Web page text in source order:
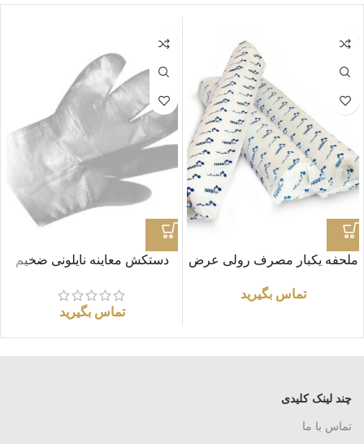
ملحفه یکبار مصرف رولی عرض
تماس بگیرید
دستکش معاینه نایلونی ضخیم
تماس بگیرید
چند لینک کلیدی
تماس با ما